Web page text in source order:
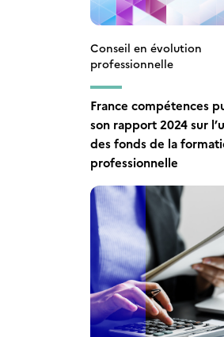
Conseil en évolution
professionnelle
France compétences
son rapport 2024 sur
des fonds de la
professionnelle